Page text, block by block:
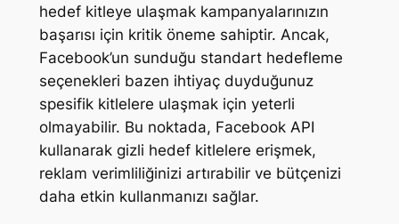
hedef kitleye ulaşmak kampanyalarınızın
başarısı için kritik öneme sahiptir. Ancak,
Facebook’un sunduğu standart hedefleme
seçenekleri bazen ihtiyaç duyduğunuz
spesifik kitlelere ulaşmak için yeterli
olmayabilir. Bu noktada, Facebook API
kullanarak gizli hedef kitlelere erişmek,
reklam verimliliğinizi artırabilir ve bütçenizi
daha etkin kullanmanızı sağlar.